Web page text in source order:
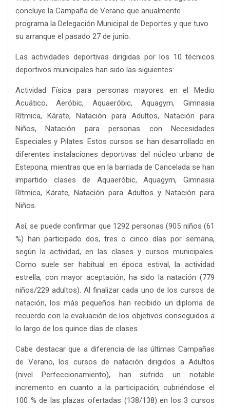
concluye la Campaña de Verano que anualmente
programa la Delegación Municipal de Deportes y que tuvo
su arranque el pasado 27 de junio.
Las actividades deportivas dirigidas por los 10 técnicos
deportivos municipales han sido las siguientes:
Actividad Física para personas mayores en el Medio
Acuático, Aeróbic, Aquaeróbic, Aquagym, Gimnasia
Rítmica, Kárate, Natación para Adultos, Natación para
Niños, Natación para personas con Necesidades
Especiales y Pilates. Estos cursos se han desarrollado en
diferentes instalaciones deportivas del núcleo urbano de
Estepona, mientras que en la barriada de Cancelada se han
impartido clases de Aquaeróbic, Aquagym, Gimnasia
Rítmica, Kárate, Natación para Adultos y Natación para
Niños.
Así, se puede confirmar que 1292 personas (905 niños (61
%) han participado dos, tres o cinco días por semana,
según la actividad, en las clases y cursos municipales.
Como suele ser habitual en época estival, la actividad
estrella, con mayor aceptación, ha sido la natación (779
niños/229 adultos). Al finalizar cada uno de los cursos de
natación, los más pequeños han recibido un diploma de
recuerdo con la evaluación de los objetivos conseguidos a
lo largo de los quince días de clases.
Cabe destacar que a diferencia de las últimas Campañas
de Verano, los cursos de natación dirigidos a Adultos
(nivel Perfeccionamiento), han sufrido un notable
incremento en cuanto a la participación, cubriéndose el
100 % de las plazas ofertadas (138/138) en los 3 cursos